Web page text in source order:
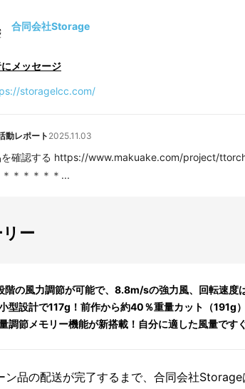
合同会社Storage
メッセージ
storagelcc.com/
動レポート2025.11.03
認する https://www.makuake.com/project/ttorch/ ＊＊＊＊＊＊＊＊＊＊＊
＊＊＊＊＊＊...
ー
階の風力調節が可能で、8.8m/sの強力風、回転速度
型設計で117g！前作から約40％重量カット（191g
調節メモリー機能が新搭載！自分に適した風量です
ン品の配送が完了するまで、合同会社